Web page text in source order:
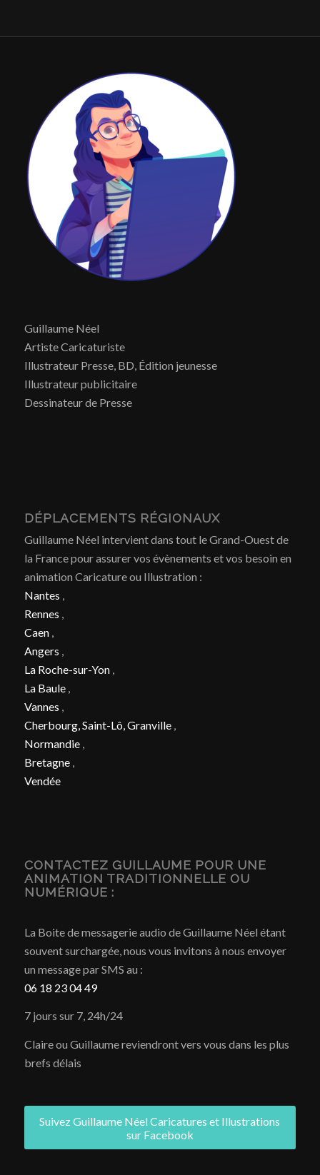
Guillaume Néel
Artiste Caricaturiste
Illustrateur Presse, BD, Édition jeunesse
Illustrateur publicitaire
Dessinateur de Presse
DÉPLACEMENTS RÉGIONAUX
Guillaume Néel intervient dans tout le Grand-Ouest de
la France pour assurer vos évènements et vos besoin en
animation Caricature ou Illustration :
Nantes ,
Rennes ,
Caen,
Angers ,
La Roche-sur-Yon,
La Baule,
Vannes ,
Cherbourg, Saint-Lô, Granville,
Normandie,
Bretagne,
Vendée
CONTACTEZ GUILLAUME POUR UNE
ANIMATION TRADITIONNELLE OU
NUMÉRIQUE :
La Boite de messagerie audio de Guillaume Néel étant
souvent surchargée, nous vous invitons à nous envoyer
un message par SMS au :
06 18 23 04 49
7 jours sur 7, 24h/24
Claire ou Guillaume reviendront vers vous dans les plus
brefs délais
Suivez Guillaume Néel Caricatures et Illustrations
sur Facebook